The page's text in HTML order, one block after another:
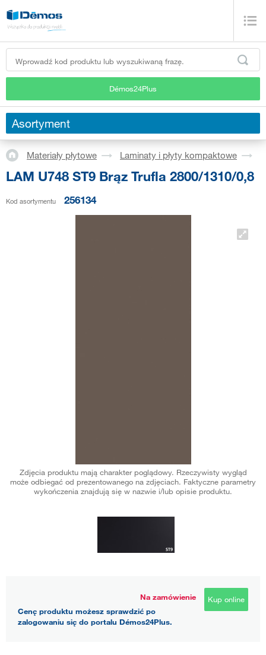
Démos24Plus
Asortyment
Materiały płytowe Laminaty i płyty kompaktowe
LAM U748 ST9 Brąz Trufla 2800/1310/0,8
Kod asortymentu 256134
Zdjęcia produktu mają charakter poglądowy. Rzeczywisty wygląd
może odbiegać od prezentowanego na zdjęciach. Faktyczne parametry
wykończenia znajdują się w nazwie i/lub opisie produktu.
Na zamówienie
Cenę produktu możesz sprawdzić po
zalogowaniu się do portalu Démos24Plus.
Kup online